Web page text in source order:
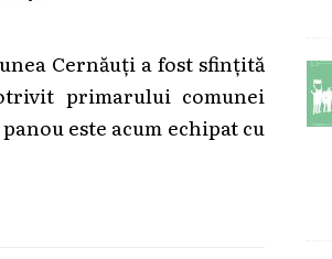
Cernăuți a fost sfințită
primarului comunei
este acum echipat cu